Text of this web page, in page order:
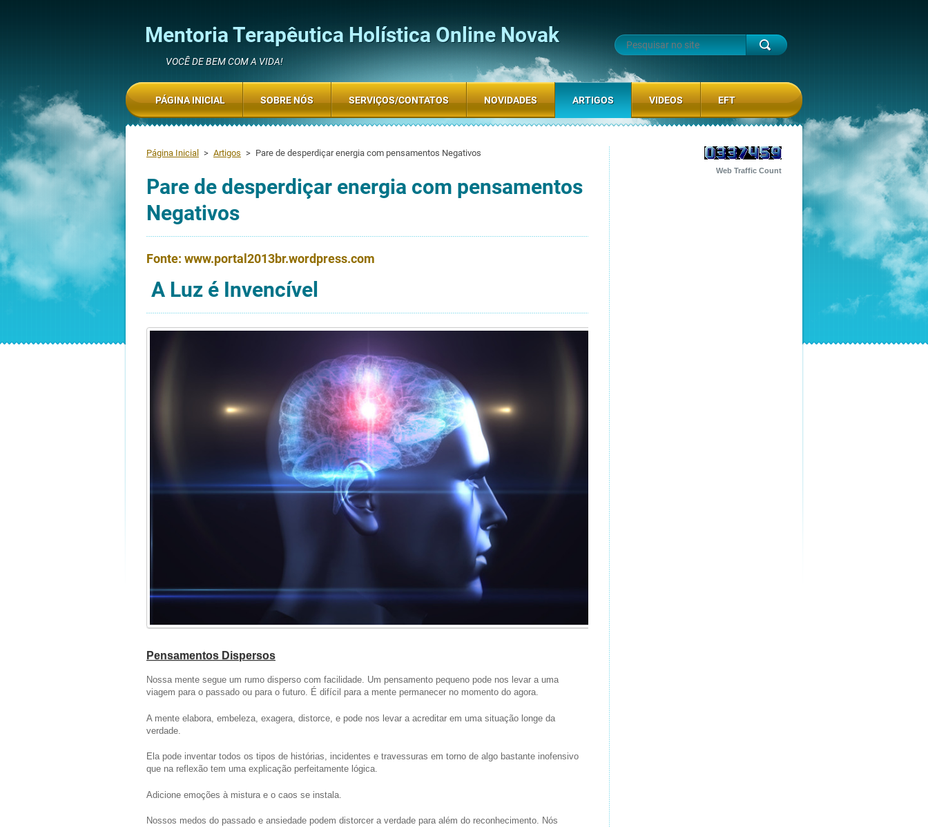
Mentoria Terapêutica Holística Online Novak
VOCÊ DE BEM COM A VIDA!
Página Inicial > Artigos > Pare de desperdiçar energia com pensamentos Negativos
Pare de desperdiçar energia com pensamentos
Negativos
Fonte: www.portal2013br.wordpress.com
A Luz é Invencível
Pensamentos Dispersos
Nossa mente segue um rumo disperso com facilidade. Um pensamento pequeno pode nos levar a uma
viagem para o passado ou para o futuro. É difícil para a mente permanecer no momento do agora.
A mente elabora, embeleza, exagera, distorce, e pode nos levar a acreditar em uma situação longe da
verdade.
Ela pode inventar todos os tipos de histórias, incidentes e travessuras em torno de algo bastante inofensivo
que na reflexão tem uma explicação perfeitamente lógica.
Adicione emoções à mistura e o caos se instala.
Nossos medos do passado e ansiedade podem distorcer a verdade para além do reconhecimento. Nós
Web Traffic Count
PÁGINA INICIAL SOBRE NÓS SERVIÇOS/CONTATOS NOVIDADES ARTIGOS VIDEOS EFT